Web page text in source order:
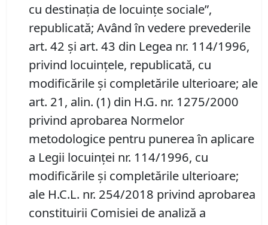
cu destinaţia de locuinţe sociale”,
republicată; Având în vedere prevederile
art. 42 și art. 43 din Legea nr. 114/1996,
privind locuințele, republicată, cu
modificările și completările ulterioare; ale
art. 21, alin. (1) din H.G. nr. 1275/2000
privind aprobarea Normelor
metodologice pentru punerea în aplicare
a Legii locuinței nr. 114/1996, cu
modificările și completările ulterioare;
ale H.C.L. nr. 254/2018 privind aprobarea
constituirii Comisiei de analiză a